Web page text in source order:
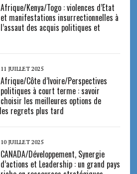
Afrique/Kenya/Togo : violences d’Etat
et manifestations insurrectionnelles à
l’assaut des acquis politiques et
11 JUILLET 2025
Afrique/Côte d’Ivoire/Perspectives
politiques à court terme : savoir
choisir les meilleures options de
regrets plus tard
10 JUILLET 2025
CANADA/Développement, Synergie
d’actions et Leadership : un grand pays